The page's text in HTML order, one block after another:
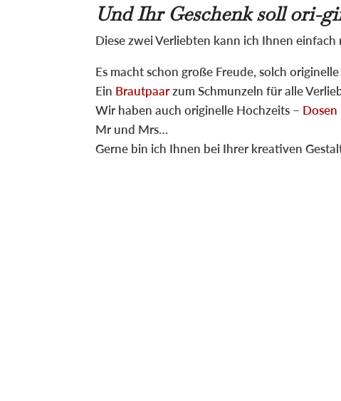
Und Ihr Geschenk soll ori-
Diese zwei Verliebten kann ich Ihnen
Es macht schon große Freude, solch
Ein Brautpaarzum Schmunzeln für alle
Wir haben auch originelle Hochzeits – Dosen
Mr und Mrs…
Gerne bin ich Ihnen bei Ihrer kreativen